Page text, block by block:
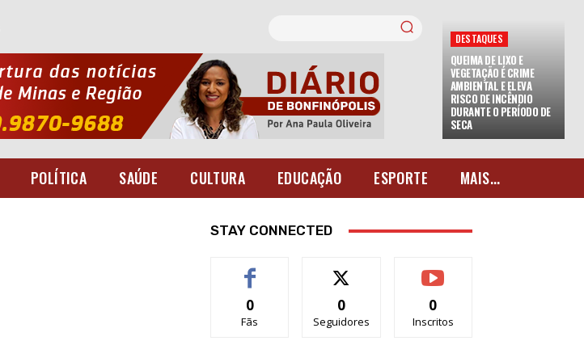
DESTAQUES
QUEIMA DE LIXO E
VEGETAÇÃO É CRIME
AMBIENTAL E ELEVA
RISCO DE INCÊNDIO
DURANTE O PERÍODO DE
SECA
POLÍTICA SAÚDE CULTURA EDUCAÇÃO ESPORTE MAIS...
STAY CONNECTED
0
Fãs
0
Seguidores
0
Inscritos